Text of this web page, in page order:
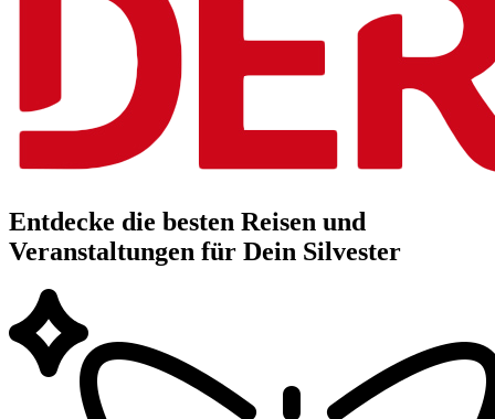
Entdecke die besten Reisen und
Veranstaltungen für Dein Silvester